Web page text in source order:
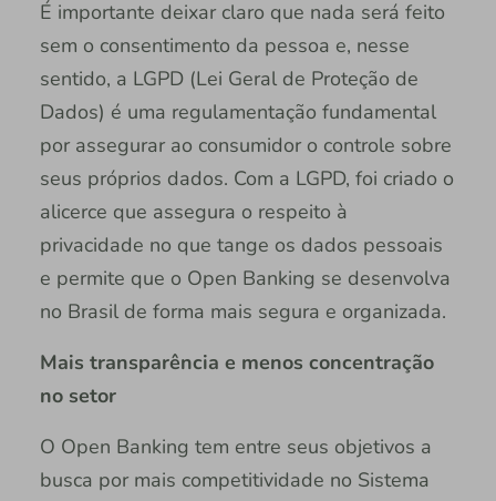
É importante deixar claro que nada será feito
sem o consentimento da pessoa e, nesse
sentido, a LGPD (Lei Geral de Proteção de
Dados) é uma regulamentação fundamental
por assegurar ao consumidor o controle sobre
seus próprios dados. Com a LGPD, foi criado o
alicerce que assegura o respeito à
privacidade no que tange os dados pessoais
e permite que o Open Banking se desenvolva
no Brasil de forma mais segura e organizada.
Mais transparência e menos concentração
no setor
O Open Banking tem entre seus objetivos a
busca por mais competitividade no Sistema